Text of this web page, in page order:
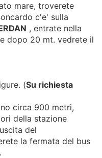
mare, troverete
c'e' sulla
, entrate nella
dopo 20 mt. vedrete il
(Su richiesta
circa 900 metri,
della stazione
del
la fermata del bus